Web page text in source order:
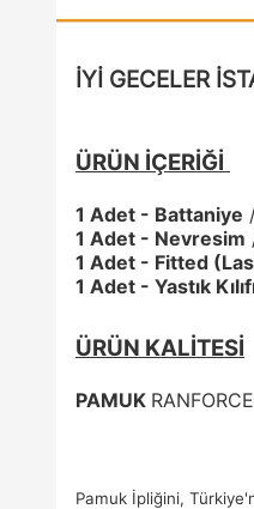
İYİ GECELER
ÜRÜN İÇERİĞİ
1 Adet - Battaniye
1 Adet - Nevresim
1 Adet - Fitted
1 Adet - Yastık
ÜRÜN KALİTESİ
PAMUK RANFORCE
Pamuk İpliğini,